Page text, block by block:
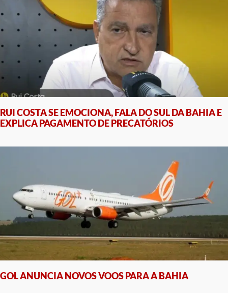
RUI COSTA SE EMOCIONA, FALA DO SUL DA BAHIA E
EXPLICA PAGAMENTO DE PRECATÓRIOS
GOL ANUNCIA NOVOS VOOS PARA A BAHIA